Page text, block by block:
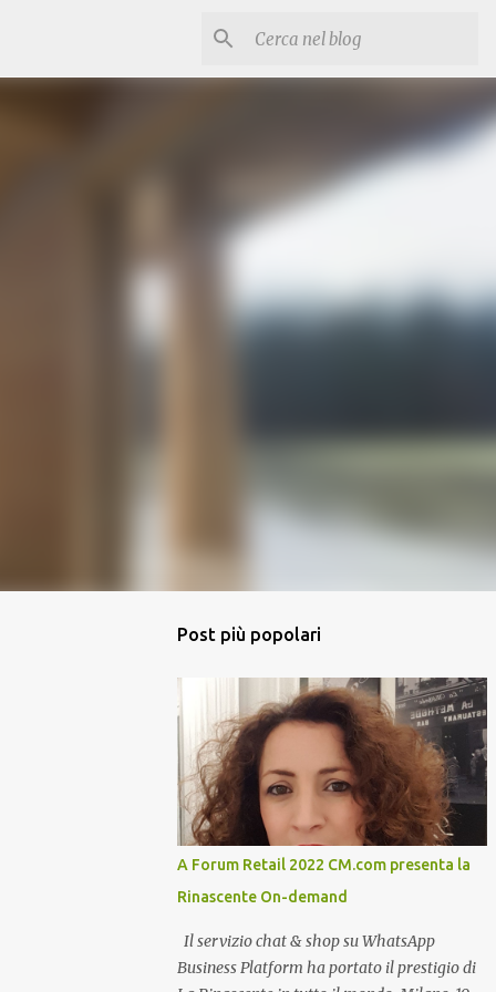
Post più popolari
A Forum Retail 2022 CM.com presenta la
Rinascente On-demand
Il servizio chat & shop su WhatsApp
Business Platform ha portato il prestigio di